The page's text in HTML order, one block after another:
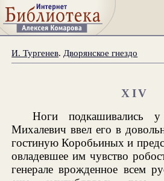
И. Тургенев. Дворянское гнездо
XIV
Ноги подкашивались у
Михалевич ввел его в
гостиную Коробьиных и
овладевшее им чувство
генерале врожденное всем